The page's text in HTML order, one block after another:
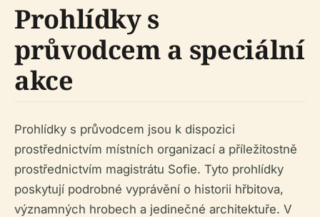
Prohlídky s
průvodcem a speciální
akce
Prohlídky s průvodcem jsou k dispozici
prostřednictvím místních organizací a příležitostně
prostřednictvím magistrátu Sofie. Tyto prohlídky
poskytují podrobné vyprávění o historii hřbitova,
významných hrobech a jedinečné architektuře. V